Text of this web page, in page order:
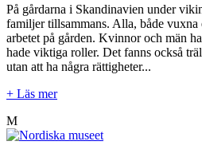
På gårdarna i Skandinavien under
familjer tillsammans. Alla, både vuxna
arbetet på gården. Kvinnor och män
hade viktiga roller. Det fanns också
utan att ha några rättigheter...
+ Läs mer
M